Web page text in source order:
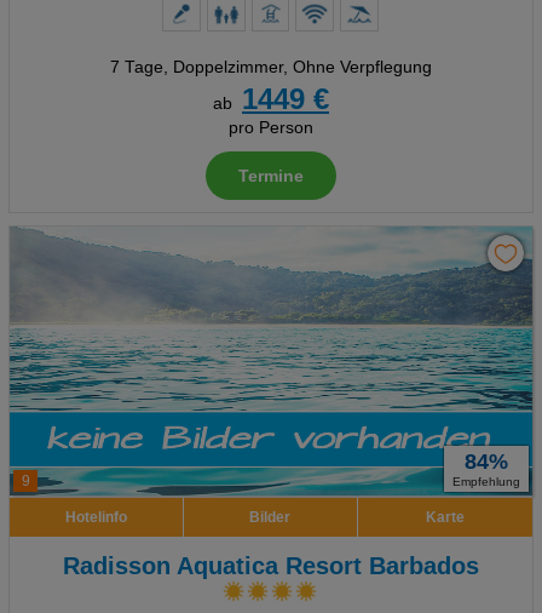
7 Tage, Doppelzimmer, Ohne Verpflegung
ab
1449 €
pro Person
Termine
9
84%
Empfehlung
Hotelinfo Bilder Karte
Radisson Aquatica Resort Barbados